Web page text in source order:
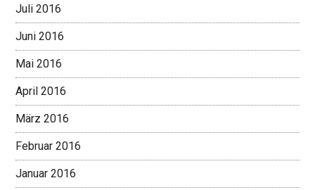
Juli 2016
Juni 2016
Mai 2016
April 2016
März 2016
Februar 2016
Januar 2016